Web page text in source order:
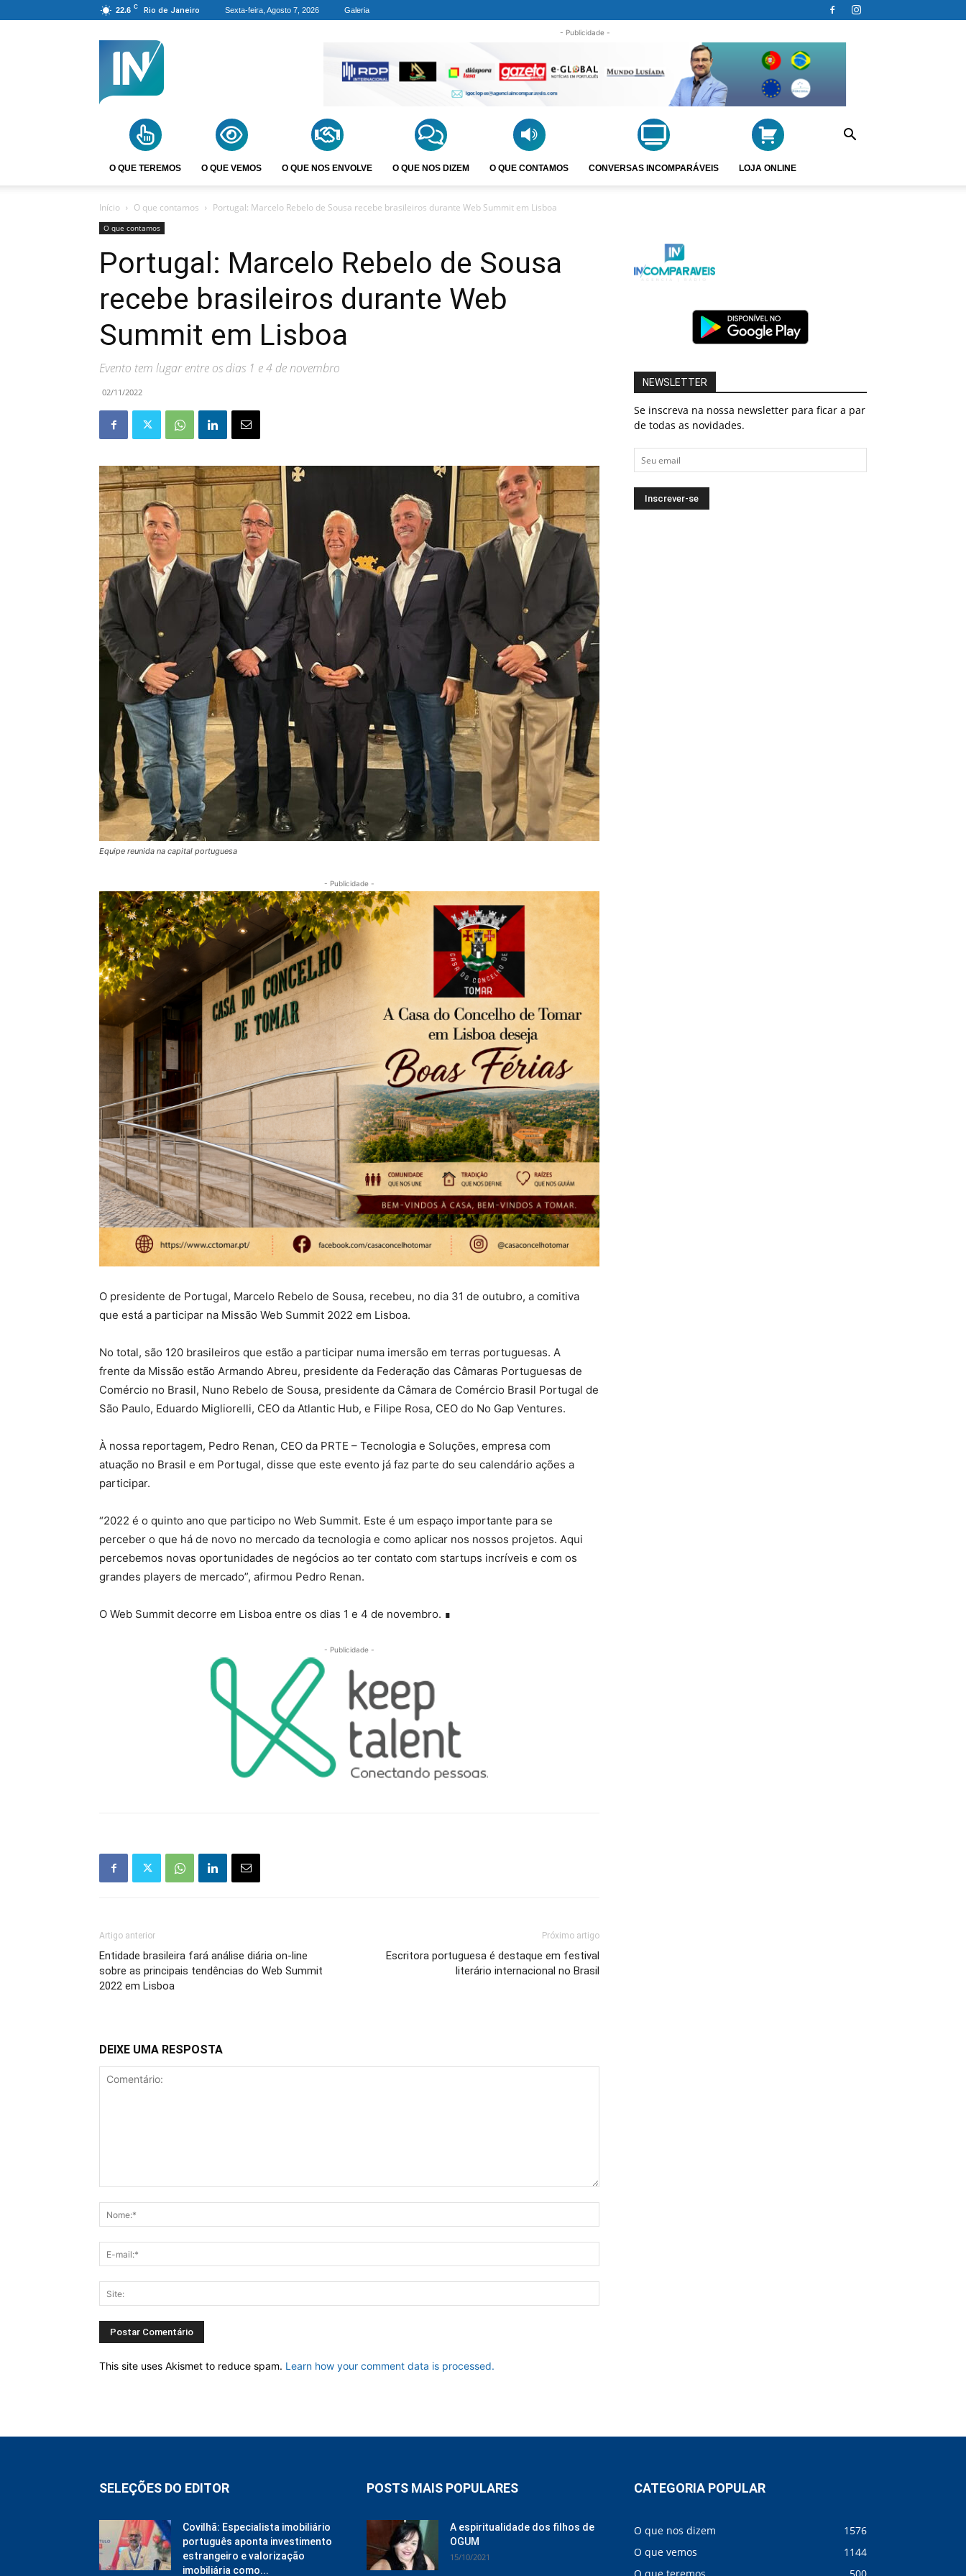
22.6 C Rio de Janeiro Sexta-feira, Agosto 7, 2026 Galeria
- Publicidade -
O QUE TEREMOS O QUE VEMOS O QUE NOS ENVOLVE O QUE NOS DIZEM O QUE CONTAMOS CONVERSAS INCOMPARÁVEIS LOJA ONLINE
Início O que contamos Portugal: Marcelo Rebelo de Sousa recebe brasileiros durante Web Summit em Lisboa
O que contamos
Portugal: Marcelo Rebelo de Sousa
recebe brasileiros durante Web
Summit em Lisboa
Evento tem lugar entre os dias 1 e 4 de novembro
02/11/2022
Equipe reunida na capital portuguesa
- Publicidade -
O presidente de Portugal, Marcelo Rebelo de Sousa, recebeu, no dia 31 de outubro, a comitiva
que está a participar na Missão Web Summit 2022 em Lisboa.
No total, são 120 brasileiros que estão a participar numa imersão em terras portuguesas. A
frente da Missão estão Armando Abreu, presidente da Federação das Câmaras Portuguesas de
Comércio no Brasil, Nuno Rebelo de Sousa, presidente da Câmara de Comércio Brasil Portugal de
São Paulo, Eduardo Migliorelli, CEO da Atlantic Hub, e Filipe Rosa, CEO do No Gap Ventures.
À nossa reportagem, Pedro Renan, CEO da PRTE – Tecnologia e Soluções, empresa com
atuação no Brasil e em Portugal, disse que este evento já faz parte do seu calendário ações a
participar.
“2022 é o quinto ano que participo no Web Summit. Este é um espaço importante para se
perceber o que há de novo no mercado da tecnologia e como aplicar nos nossos projetos. Aqui
percebemos novas oportunidades de negócios ao ter contato com startups incríveis e com os
grandes players de mercado”, afirmou Pedro Renan.
O Web Summit decorre em Lisboa entre os dias 1 e 4 de novembro. ∎
- Publicidade -
Artigo anterior
Entidade brasileira fará análise diária on-line
sobre as principais tendências do Web Summit
2022 em Lisboa
Próximo artigo
Escritora portuguesa é destaque em festival
literário internacional no Brasil
DEIXE UMA RESPOSTA
This site uses Akismet to reduce spam. Learn how your comment data is processed.
NEWSLETTER
Se inscreva na nossa newsletter para ficar a par
de todas as novidades.
SELEÇÕES DO EDITOR
Covilhã: Especialista imobiliário
português aponta investimento
estrangeiro e valorização
imobiliária como...
POSTS MAIS POPULARES
A espiritualidade dos filhos de
OGUM
15/10/2021
CATEGORIA POPULAR
O que nos dizem
1576
O que vemos
1144